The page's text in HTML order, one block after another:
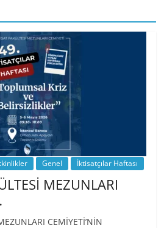
Genel İktisatçılar Haftası
MEZUNLARI
CEMİYETİ’NİN